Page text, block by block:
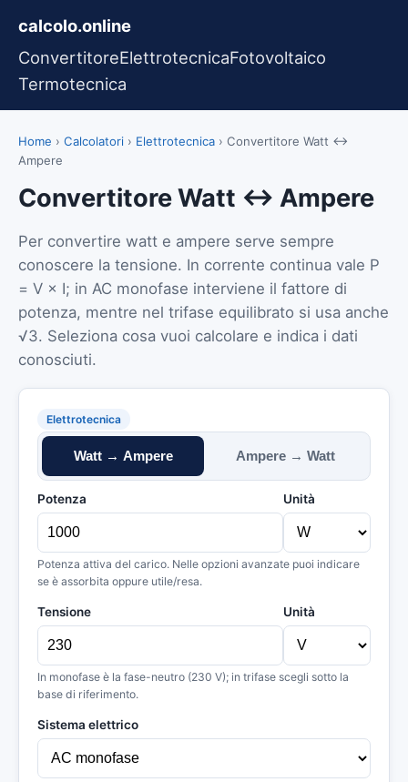
calcolo.online
ConvertitoreElettrotecnicaFotovoltaico
Termotecnica
Home › Calcolatori › Elettrotecnica › Convertitore Watt ↔
Ampere
Convertitore Watt ↔ Ampere
Per convertire watt e ampere serve sempre
conoscere la tensione. In corrente continua vale P
= V × I; in AC monofase interviene il fattore di
potenza, mentre nel trifase equilibrato si usa anche
√3. Seleziona cosa vuoi calcolare e indica i dati
conosciuti.
Elettrotecnica
Watt → Ampere Ampere → Watt
Potenza Unità
Potenza attiva del carico. Nelle opzioni avanzate puoi indicare
se è assorbita oppure utile/resa.
Tensione Unità
In monofase è la fase-neutro (230 V); in trifase scegli sotto la
base di riferimento.
Sistema elettrico